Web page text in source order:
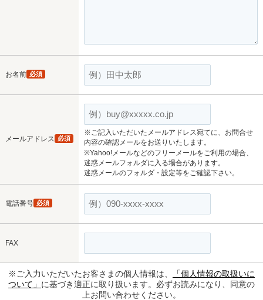
お名前 必須
メールアドレス 必須
※ご記入いただいたメールアドレス宛てに、お問合せ
内容の確認メールをお送りいたします。
※Yahoo!メールなどのフリーメールをご利用の場合、
迷惑メールフォルダに入る場合があります。
迷惑メールのフォルダ・設定等をご確認下さい。
電話番号 必須
FAX
※ご入力いただいたお客さまの個人情報は、
「個人情報の取扱いに
ついて」 に基づき適正に取り扱います。必ずお読みになり、同意の
上お問い合わせください。